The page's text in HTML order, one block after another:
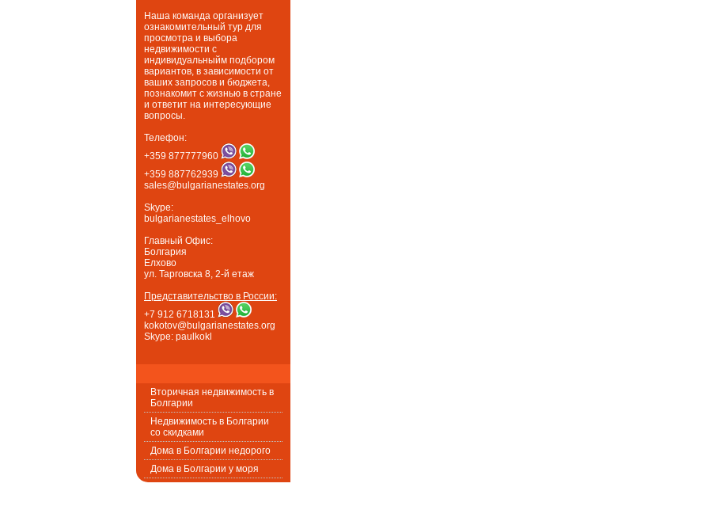
Наша команда организует
ознакомительный тур для
просмотра и выбора
недвижимости с
индивидуальныйм подбором
вариантов, в зависимости от
ваших запросов и бюджета,
познакомит с жизнью в стране
и ответит на интересующие
вопросы.
Телефон:
+359 877777960
+359 887762939
sales@bulgarianestates.org
Skype:
bulgarianestates_elhovo
Главный Офис:
Болгария
Елхово
ул. Тарговска 8, 2-й етаж
Представительство в России:
+7 912 6718131
kokotov@bulgarianestates.org
Skype: paulkokl
Вторичная недвижимость в
Болгарии
Недвижимость в Болгарии
со скидками
Дома в Болгарии недорого
Дома в Болгарии у моря